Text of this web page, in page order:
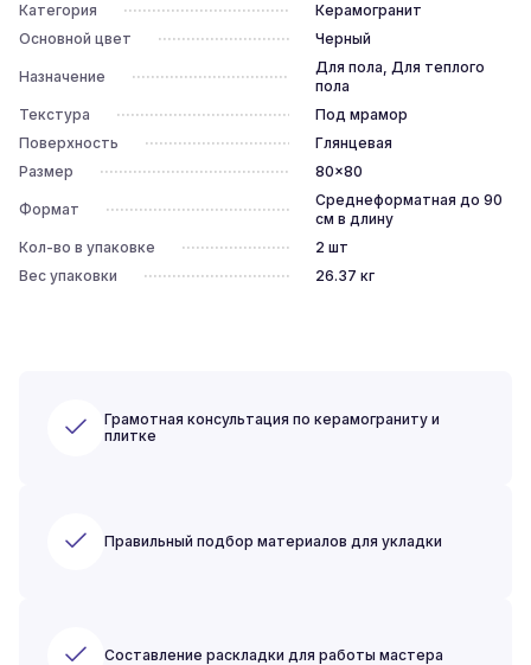
Категория
Керамогранит
Основной цвет
Черный
Назначение
Для пола, Для теплого
пола
Текстура
Под мрамор
Поверхность
Глянцевая
Размер
80x80
Формат
Среднеформатная до 90
см в длину
Кол-во в упаковке
2 шт
Вес упаковки
26.37 кг
Грамотная консультация по керамограниту и
плитке
Правильный подбор материалов для укладки
Составление раскладки для работы мастера